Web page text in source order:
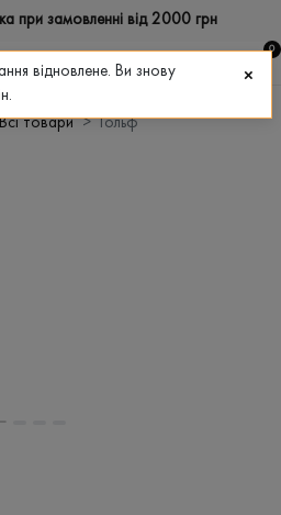
при замовленні від 2000 грн
0
Всі товари Гольф
відновлене. Ви знову